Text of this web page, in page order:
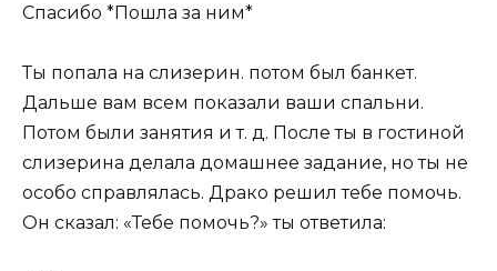
Спасибо *Пошла за ним*
Ты попала на слизерин. потом был банкет.
Дальше вам всем показали ваши спальни.
Потом были занятия и т. д. После ты в гостиной
слизерина делала домашнее задание, но ты не
особо справлялась. Драко решил тебе помочь.
Он сказал: «Тебе помочь?» ты ответила: